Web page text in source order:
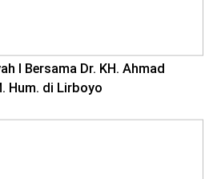
l Bersama Dr. KH. Ahmad
Hum. di Lirboyo